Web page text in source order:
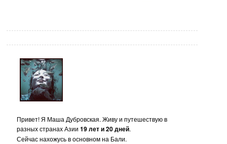
Привет! Я Маша Дубровская. Живу и путешествую в
разных странах Азии19 лет и 20 дней.
Сейчас нахожусь в основном на Бали.